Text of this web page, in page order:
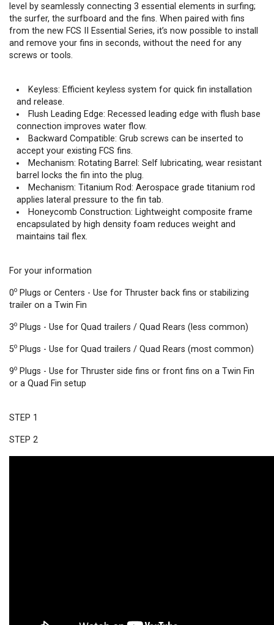
level by seamlessly connecting 3 essential elements in surfing;
the surfer, the surfboard and the fins. When paired with fins
from the new FCS II Essential Series, it’s now possible to install
and remove your fins in seconds, without the need for any
screws or tools.
Keyless: Efficient keyless system for quick fin installation
and release.
Flush Leading Edge: Recessed leading edge with flush base
connection improves water flow.
Backward Compatible: Grub screws can be inserted to
accept your existing FCS fins.
Mechanism: Rotating Barrel: Self lubricating, wear resistant
barrel locks the fin into the plug.
Mechanism: Titanium Rod: Aerospace grade titanium rod
applies lateral pressure to the fin tab.
Honeycomb Construction: Lightweight composite frame
encapsulated by high density foam reduces weight and
maintains tail flex.
For your information
0o Plugs or Centers - Use for Thruster back fins or stabilizing
trailer on a Twin Fin
3o Plugs - Use for Quad trailers / Quad Rears (less common)
5o Plugs - Use for Quad trailers / Quad Rears (most common)
9o Plugs - Use for Thruster side fins or front fins on a Twin Fin
or a Quad Fin setup
STEP 1
STEP 2